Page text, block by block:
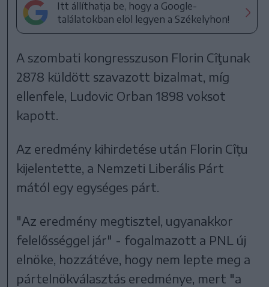
Itt állíthatja be, hogy a Google-
találatokban elöl legyen a Székelyhon!
A szombati kongresszuson Florin Cîţunak
2878 küldött szavazott bizalmat, míg
ellenfele, Ludovic Orban 1898 voksot
kapott.
Az eredmény kihirdetése után Florin Cîțu
kijelentette, a Nemzeti Liberális Párt
mától egy egységes párt.
"Az eredmény megtisztel, ugyanakkor
felelősséggel jár" - fogalmazott a PNL új
elnöke, hozzátéve, hogy nem lepte meg a
pártelnökválasztás eredménye, mert "a